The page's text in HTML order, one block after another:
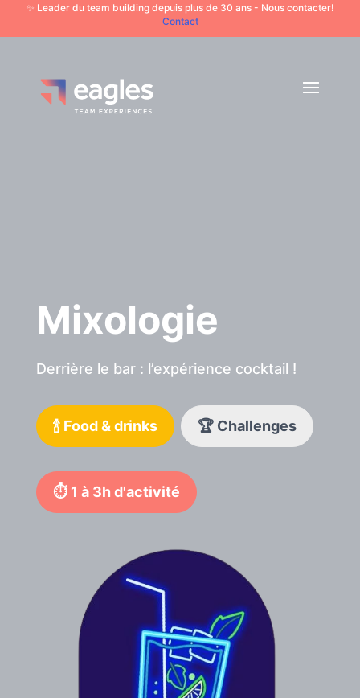
✨ Leader du team building depuis plus de 30 ans - Nous contacter!
Contact
Mixologie
Derrière le bar : l’expérience cocktail !
🍾 Food & drinks 🏆 Challenges
⏱️ 1 à 3h d'activité